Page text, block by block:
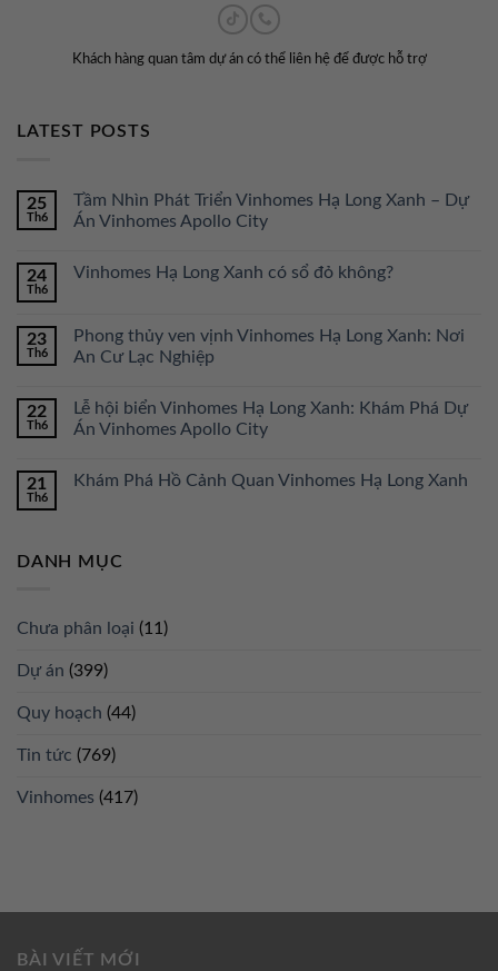
Khách hàng quan tâm dự án có thể liên hệ để được hỗ trợ
LATEST POSTS
25
Th6
Tầm Nhìn Phát Triển Vinhomes Hạ Long Xanh – Dự
Án Vinhomes Apollo City
24
Th6
Vinhomes Hạ Long Xanh có sổ đỏ không?
23
Th6
Phong thủy ven vịnh Vinhomes Hạ Long Xanh: Nơi
An Cư Lạc Nghiệp
22
Th6
Lễ hội biển Vinhomes Hạ Long Xanh: Khám Phá Dự
Án Vinhomes Apollo City
21
Th6
Khám Phá Hồ Cảnh Quan Vinhomes Hạ Long Xanh
DANH MỤC
Chưa phân loại (11)
Dự án (399)
Quy hoạch (44)
Tin tức (769)
Vinhomes (417)
BÀI VIẾT MỚI